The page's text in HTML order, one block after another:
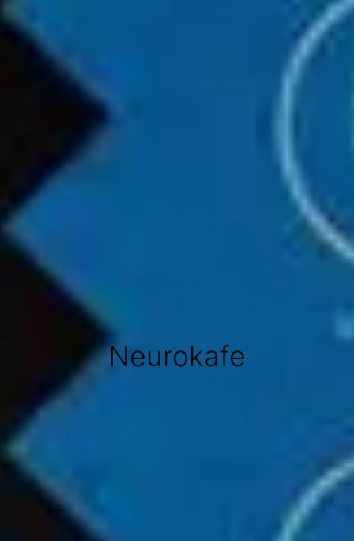
Neurokafe